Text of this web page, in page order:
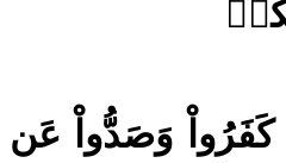
كَفَرُواْ وَصَدُّواْ عَن